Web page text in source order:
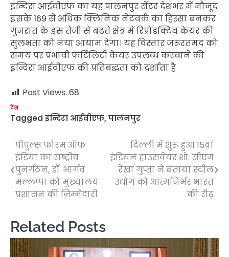
इन्दिरा आईवीएफ का यह पालनपुर सेंटर देशभर में मौजूद
इसके 169 से अधिक क्लिनिक नेटवर्क का हिस्सा बनकर
गुजरात के इस तेजी से बढ़ते क्षेत्र में रिप्रोडक्टिव केयर की
सुलभता को नया आयाम देगा। यह विस्तार जरूरतमंद को
समय पर प्रभावी फर्टिलिटी केयर उपलब्ध करवाने की
इन्दिरा आईवीएफ की प्रतिबद्धता को दर्शाता है
Post Views: 68
देश
Tagged इन्दिरा आईवीएफ, पालनपुर
Post
navigation
पीपुल्स फोरम ऑफ
इंडिया का राष्ट्रीय
पुनर्गठन, डॉ. भार्गव
मल्लप्पा को मुख्यालय
प्रशासन की ज़िम्मेदारी
दिल्ली में शुरू हुआ 15वां
इंडियन हाउसवेयर शो: सीएम
रेखा गुप्ता ने बताया स्टील
उद्योग को आत्मनिर्भर भारत
की रीढ़
Related Posts